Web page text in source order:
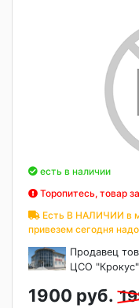
есть в наличии
Торопитесь, товар
Есть В НАЛИЧИИ в
привезем сегодня
Продавец
ЦСО "Крокус"
1900 руб.